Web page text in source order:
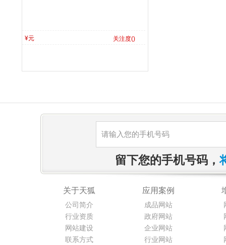
¥元 关注度()
留下您的手机号码，
关于天狐
公司简介
行业资质
网站建设
联系方式
应用案例
成品网站
政府网站
企业网站
行业网站